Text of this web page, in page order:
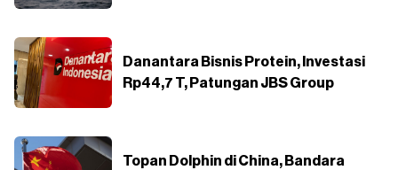
Danantara Bisnis Protein, Investasi
Rp44,7 T, Patungan JBS Group
Topan Dolphin di China, Bandara